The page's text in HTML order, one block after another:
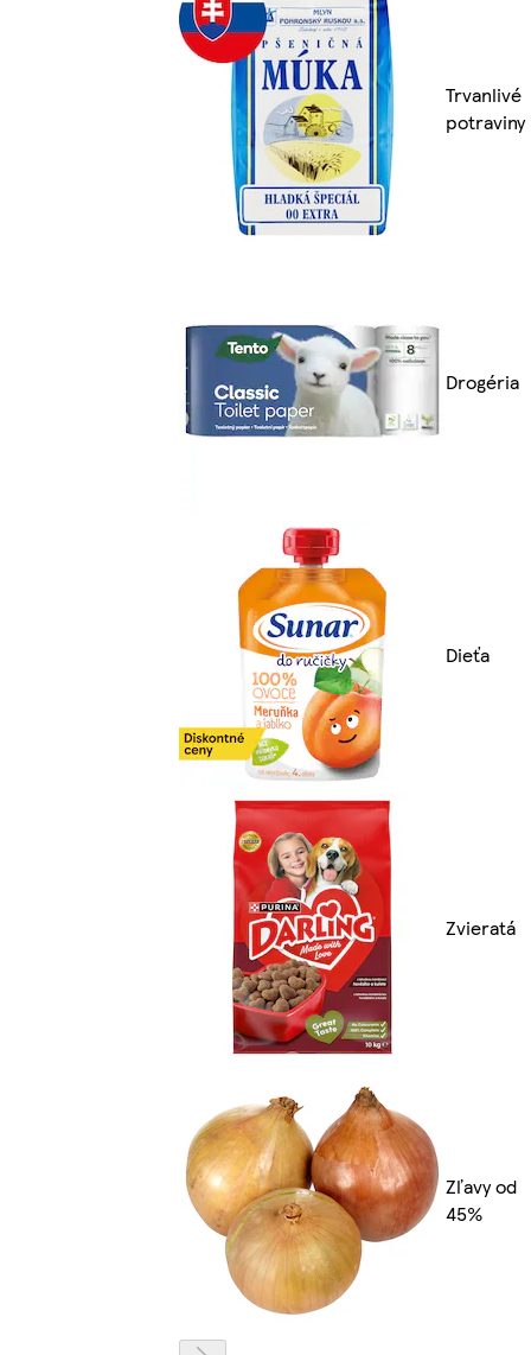
Trvanlivé
potraviny
Drogéria
Dieťa
Zvieratá
Zľavy od
45%